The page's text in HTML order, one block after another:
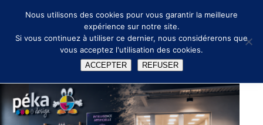
✉ info@peka.design 🔑
Nous utilisons des cookies pour vous garantir la meilleure
expérience sur notre site.
Si vous continuez à utiliser ce dernier, nous considérerons que
vous acceptez l'utilisation des cookies.
ACCEPTER REFUSER